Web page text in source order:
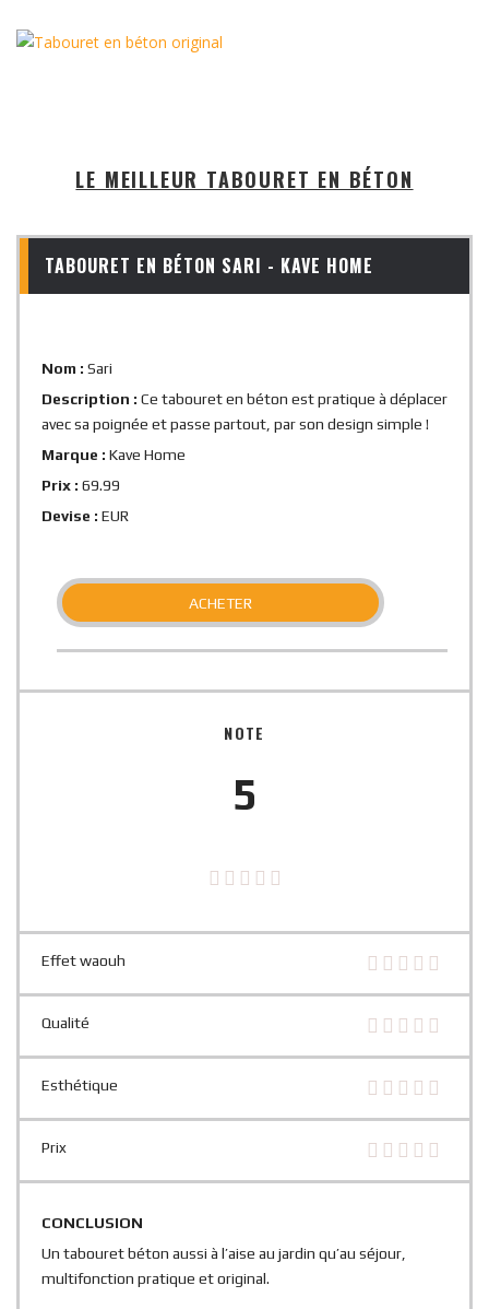
LE MEILLEUR TABOURET EN BÉTON
TABOURET EN BÉTON SARI - KAVE HOME
Nom : Sari
Description : Ce tabouret en béton est pratique à déplacer
avec sa poignée et passe partout, par son design simple !
Marque : Kave Home
Prix : 69.99
Devise : EUR
ACHETER
NOTE
5
Effet waouh
Qualité
Esthétique
Prix
CONCLUSION
Un tabouret béton aussi à l’aise au jardin qu’au séjour,
multifonction pratique et original.